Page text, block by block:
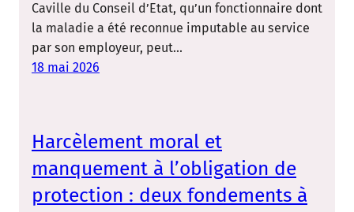
Caville du Conseil d’Etat, qu’un fonctionnaire dont
la maladie a été reconnue imputable au service
par son employeur, peut…
18 mai 2026
Harcèlement moral et
manquement à l’obligation de
protection : deux fondements à